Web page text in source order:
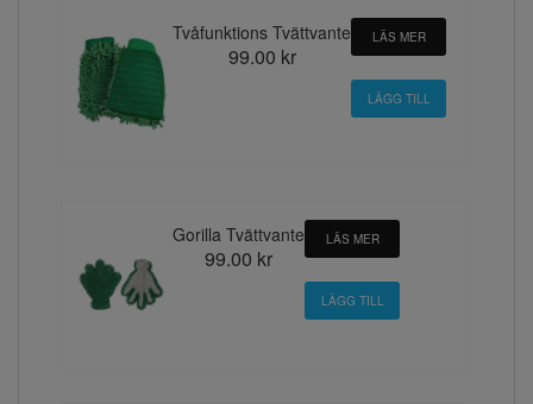
Tvåfunktions Tvättvante
99.00 kr
LÄS MER
Gorilla Tvättvante
99.00 kr
LÄS MER